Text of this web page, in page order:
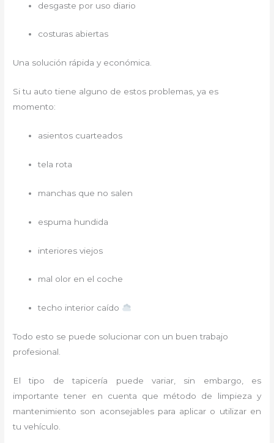
desgaste por uso diario
costuras abiertas
Una solución rápida y económica.
Si tu auto tiene alguno de estos problemas, ya es
momento:
asientos cuarteados
tela rota
manchas que no salen
espuma hundida
interiores viejos
mal olor en el coche
techo interior caído
Todo esto se puede solucionar con un buen trabajo
profesional.
El tipo de tapicería puede variar, sin embargo, es
importante tener en cuenta que método de limpieza y
mantenimiento son aconsejables para aplicar o utilizar en
tu vehículo.